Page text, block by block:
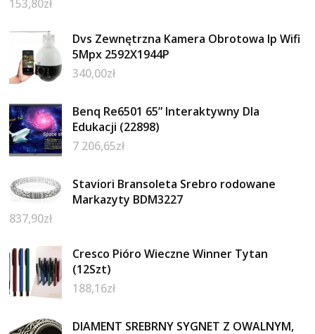
153,80zł
Dvs Zewnętrzna Kamera Obrotowa Ip Wifi
5Mpx 2592X1944P
340,00zł
Benq Re6501 65” Interaktywny Dla
Edukacji (22898)
7 206,65zł
Staviori Bransoleta Srebro rodowane
Markazyty BDM3227
837,90zł
Cresco Pióro Wieczne Winner Tytan
(12Szt)
188,16zł
DIAMENT SREBRNY SYGNET Z OWALNYM,